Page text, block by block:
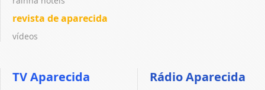
revista de aparecida
vídeos
TV Aparecida Rádio Aparecida